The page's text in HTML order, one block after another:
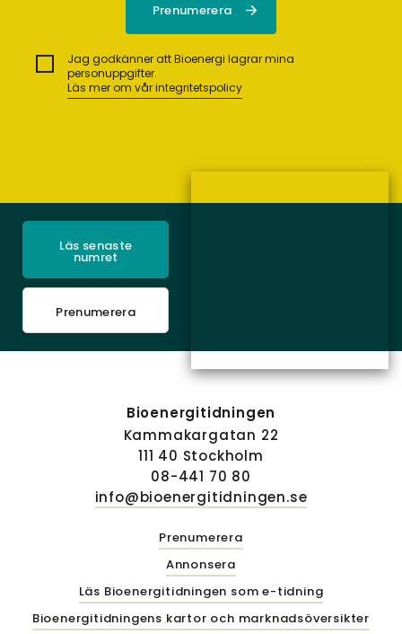
Jag godkänner att Bioenergi lagrar mina
personuppgifter.
Läs mer om vår integritetspolicy
Läs senaste
numret
Prenumerera
Bioenergitidningen
Kammakargatan 22
111 40 Stockholm
08-441 70 80
info@bioenergitidningen.se
Prenumerera
Annonsera
Läs Bioenergitidningen som e-tidning
Bioenergitidningens kartor och marknadsöversikter